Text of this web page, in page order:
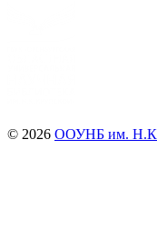
© 2026 ООУНБ им.